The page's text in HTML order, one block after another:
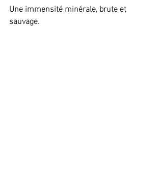
Une immensité minérale, brute et
sauvage.